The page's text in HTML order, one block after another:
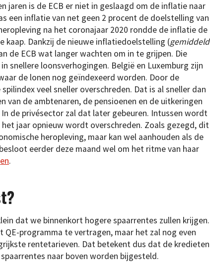
jaren is de ECB er niet in geslaagd om de inflatie naar
een inflatie van net geen 2 procent de doelstelling van
na het coronajaar 2020 rondde de inflatie de
kaap. Dankzij de nieuwe inflatiedoelstelling (gemiddeld
de ECB wat langer wachten om in te grijpen. Die
snellere loonsverhogingen. België en Luxemburg zijn
de lonen nog geïndexeerd worden. Door de
veel sneller overschreden. Dat is al sneller dan
van de ambtenaren, de pensioenen en de uitkeringen
de privésector zal dat later gebeuren. Intussen wordt
jaar opnieuw wordt overschreden. Zoals gezegd, dit
heropleving, maar kan wel aanhouden als de
eerder deze maand wel om het ritme van haar
.
dat we binnenkort hogere spaarrentes zullen krijgen.
QE-programma te vertragen, maar het zal nog even
rentetarieven. Dat betekent dus dat de kredieten
naar boven worden bijgesteld.